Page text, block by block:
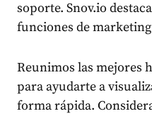
soporte. Snov.io
funciones de
Reunimos las mejores
para ayudarte a
forma rápida.